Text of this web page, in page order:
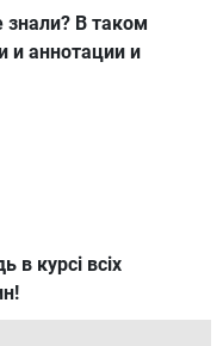
знали? В таком
и аннотации и
в курсі всіх